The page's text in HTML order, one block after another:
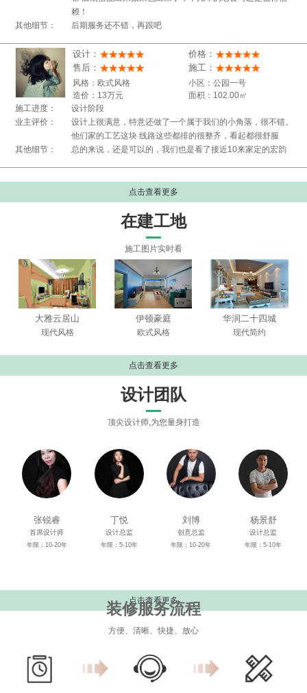
赖！
其他细节：
后期服务还不错，再跟吧
价格：
设计：
施工：
售后：
小区：公园一号
面积：102.00㎡
风格：欧式风格
造价：13万元
施工进度：
设计阶段
业主评价：
设计上很满意，特意还做了一个属于我们的小角落，很不错。
他们家的工艺这块 线路这些都排的很整齐，看起都很舒服
其他细节：
总的来说，还是可以的，我们也是看了接近10来家定的宏韵
点击查看更多
在建工地
施工图片实时看
大雅云居山
现代风格
伊顿豪庭
欧式风格
华润二十四城
现代简约
点击查看更多
设计团队
顶尖设计师,为您量身打造
张锐睿
首席设计师
年限：10-20年
丁悦
设计总监
年限：5-10年
刘博
创意总监
年限：10-20年
杨景舒
设计总监
年限：5-10年
点击查看更多
装修服务流程
方便、清晰、快捷、放心